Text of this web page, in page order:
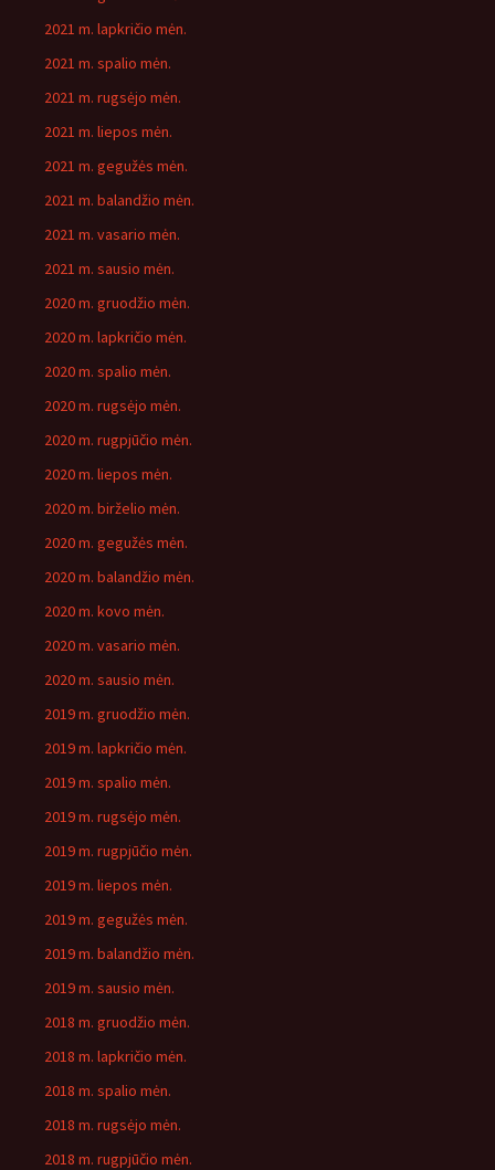
2021 m. lapkričio mėn.
2021 m. spalio mėn.
2021 m. rugsėjo mėn.
2021 m. liepos mėn.
2021 m. gegužės mėn.
2021 m. balandžio mėn.
2021 m. vasario mėn.
2021 m. sausio mėn.
2020 m. gruodžio mėn.
2020 m. lapkričio mėn.
2020 m. spalio mėn.
2020 m. rugsėjo mėn.
2020 m. rugpjūčio mėn.
2020 m. liepos mėn.
2020 m. birželio mėn.
2020 m. gegužės mėn.
2020 m. balandžio mėn.
2020 m. kovo mėn.
2020 m. vasario mėn.
2020 m. sausio mėn.
2019 m. gruodžio mėn.
2019 m. lapkričio mėn.
2019 m. spalio mėn.
2019 m. rugsėjo mėn.
2019 m. rugpjūčio mėn.
2019 m. liepos mėn.
2019 m. gegužės mėn.
2019 m. balandžio mėn.
2019 m. sausio mėn.
2018 m. gruodžio mėn.
2018 m. lapkričio mėn.
2018 m. spalio mėn.
2018 m. rugsėjo mėn.
2018 m. rugpjūčio mėn.